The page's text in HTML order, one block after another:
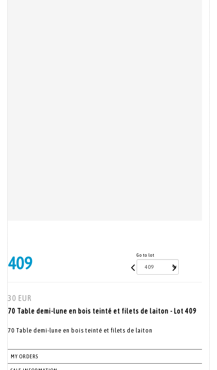
409 Go to lot
30 EUR
70 Table demi-lune en bois teinté et filets de laiton - Lot 409
70 Table demi-lune en bois teinté et filets de laiton
MY ORDERS